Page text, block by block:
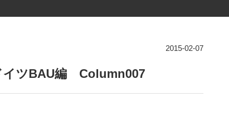
2015-02-07
ツBAU編 Column007